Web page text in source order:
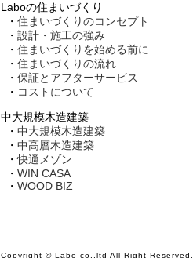
Laboの住まいづくり
住まいづくりのコンセプト
設計・施工の強み
住まいづくりを始める前に
住まいづくりの流れ
保証とアフターサービス
コストについて
中大規模木造建築
中大規模木造建築
中高層木造建築
快適メゾン
WIN CASA
WOOD BIZ
Copyright © Labo co.,ltd All Right Reserved.